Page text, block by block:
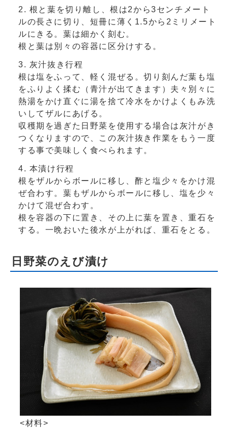
根と葉を切り離し、根は2から3センチメート
ルの長さに切り、短冊に薄く1.5から2ミリメート
ルにきる。葉は細かく刻む。
根と葉は別々の容器に区分けする。
灰汁抜き行程
根は塩をふって、軽く混ぜる。切り刻んだ葉も塩
をふりよく揉む（青汁が出てきます）夫々別々に
熱湯をかけ直ぐに湯を捨て冷水をかけよくもみ洗
いしてザルにあげる。
収穫期を過ぎた日野菜を使用する場合は灰汁がき
つくなりますので、この灰汁抜き作業をもう一度
する事で美味しく食べられます。
本漬け行程
根をザルからボールに移し、酢と塩少々をかけ混
ぜ合わす。葉もザルからボールに移し、塩を少々
かけて混ぜ合わす。
根を容器の下に置き、その上に葉を置き、重石を
する。一晩おいた後水が上がれば、重石をとる。
日野菜のえび漬け
<材料>